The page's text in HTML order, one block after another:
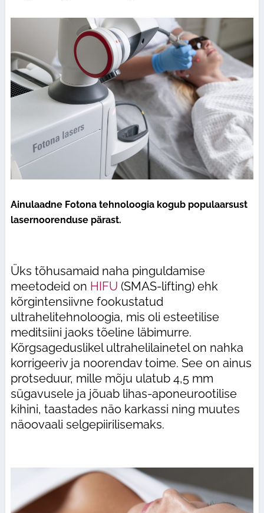
Ainulaadne Fotona tehnoloogia kogub populaarsust
lasernoorenduse pärast.
Üks tõhusamaid naha pinguldamise
meetodeid on HIFU (SMAS-lifting) ehk
kõrgintensiivne fookustatud
ultrahelitehnoloogia, mis oli esteetilise
meditsiini jaoks tõeline läbimurre.
Kõrgsageduslikel ultrahelilainetel on nahka
korrigeeriv ja noorendav toime. See on ainus
protseduur, mille mõju ulatub 4,5 mm
sügavusele ja jõuab lihas-aponeurootilise
kihini, taastades näo karkassi ning muutes
näoovaali selgepiirilisemaks.